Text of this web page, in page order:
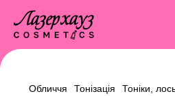
Обличчя Тонізація Тоніки,